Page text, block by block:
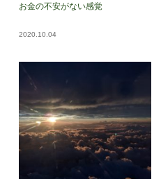
お金の不安がない感覚
2020.10.04